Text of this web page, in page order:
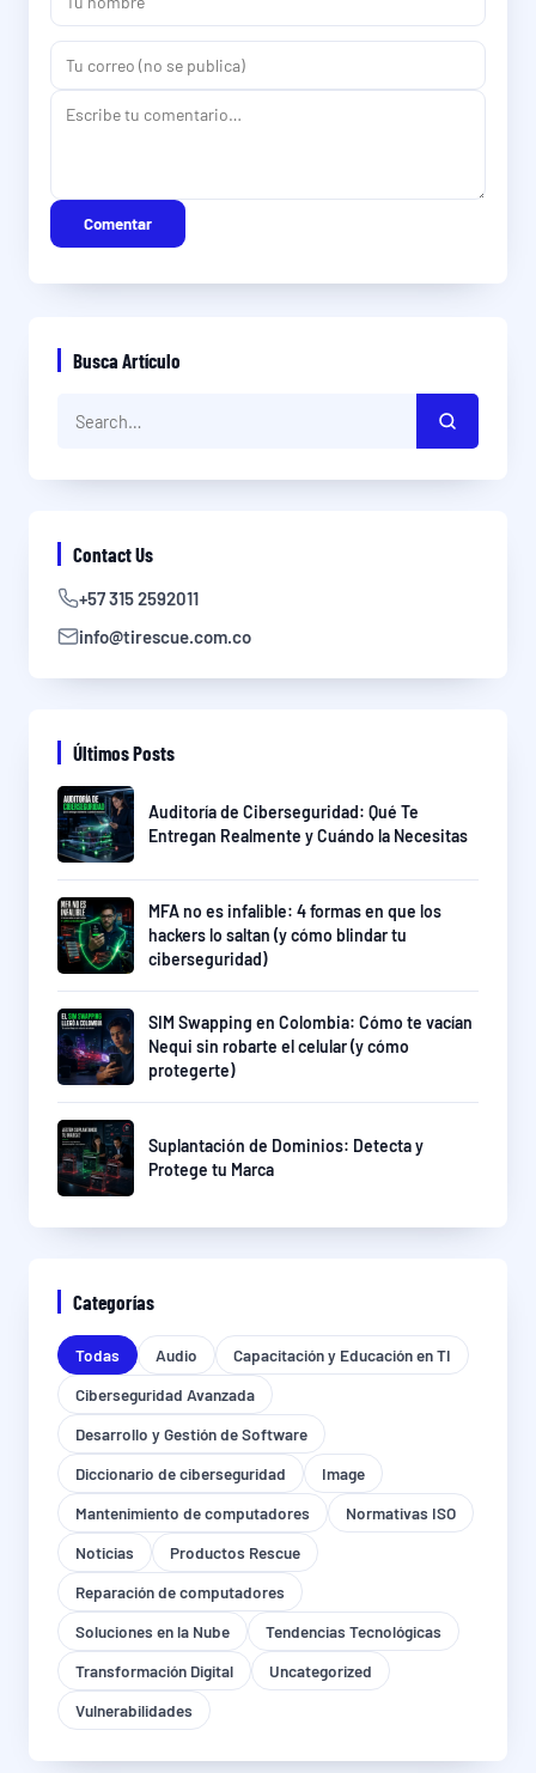
Comentar
Busca Artículo
Contact Us
+57 315 2592011
info@tirescue.com.co
Últimos Posts
Auditoría de Ciberseguridad: Qué Te
Entregan Realmente y Cuándo la Necesitas
MFA no es infalible: 4 formas en que los
hackers lo saltan (y cómo blindar tu
ciberseguridad)
SIM Swapping en Colombia: Cómo te vacían
Nequi sin robarte el celular (y cómo
protegerte)
Suplantación de Dominios: Detecta y
Protege tu Marca
Categorías
Todas Audio
Capacitación y Educación en TI
Ciberseguridad Avanzada
Desarrollo y Gestión de Software
Diccionario de ciberseguridad
Image
Mantenimiento de computadores
Normativas ISO
Noticias
Productos Rescue
Reparación de computadores
Soluciones en la Nube
Tendencias Tecnológicas
Transformación Digital
Uncategorized
Vulnerabilidades